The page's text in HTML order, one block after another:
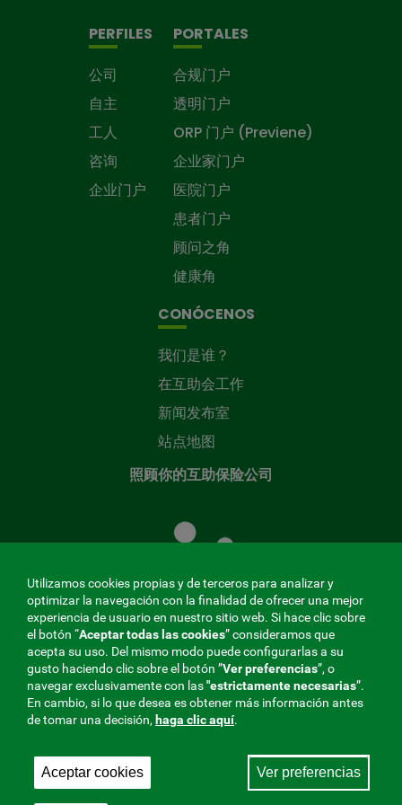
PERFILES
公司
自主
工人
咨询
企业门户
PORTALES
合规门户
透明门户
ORP 门户 (Previene)
企业家门户
医院门户
患者门户
顾问之角
健康角
CONÓCENOS
我们是谁？
在互助会工作
新闻发布室
站点地图
照顾你的互助保险公司
共
同
基
金
MENÚ
REDES
SOCIALES
V20
与社会保障的相互合作者，275 Fraternidad-Muprespa
Utilizamos cookies propias y de terceros para analizar y
optimizar la navegación con la finalidad de ofrecer una mejor
experiencia de usuario en nuestro sitio web. Si hace clic sobre
el botón “Aceptar todas las cookies” consideramos que
acepta su uso. Del mismo modo puede configurarlas a su
gusto haciendo clic sobre el botón ”Ver preferencias”, o
navegar exclusivamente con las"estrictamentenecesarias”.
En cambio, si lo que desea es obtener más información antes
de tomar una decisión, haga clic aquí.
Aceptar cookies Ver preferencias